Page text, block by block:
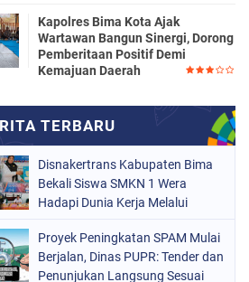
Kapolres Bima Kota Ajak
Wartawan Bangun Sinergi, Dorong
Pemberitaan Positif Demi
Kemajuan Daerah
Disnakertrans Kabupaten Bima
Bekali Siswa SMKN 1 Wera
Hadapi Dunia Kerja Melalui
Proyek Peningkatan SPAM Mulai
Berjalan, Dinas PUPR: Tender dan
Penunjukan Langsung Sesuai